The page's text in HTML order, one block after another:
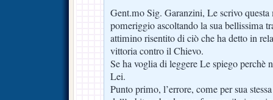
Gent.mo Sig. Garanzini, Le scrivo
pomeriggio ascoltando la sua bellissima
attimino risentito di ciò che ha detto in
vittoria contro il Chievo.
Se ha voglia di leggere Le spiego perchè
Lei.
Punto primo, l’errore, come per sua